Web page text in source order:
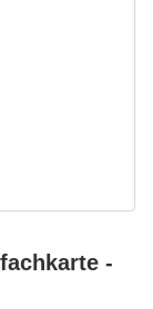
-